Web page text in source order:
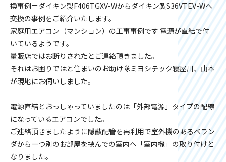
換事例＝ダイキン製F406TGXV-Wからダイキン製S36VTEV-Wへ
交換の事例をご紹介いたします。
家庭用エアコン（マンション）の工事事例です 電源が直結で付
いているようです。
量販店ではお断りされたとご連絡頂きました。
それはお困りではと住まいのお助け隊ミヨシテック寝屋川、山本
が現地にお伺いしました。
電源直結とおっしゃっていましたのは「外部電源」タイプの配線
になっているエアコンでした。
ご連絡頂きましたように隠蔽配管を再利用で室外機のあるベラン
ダから一つ別のお部屋を挟んでの室内へ「室内機」の取り付けと
なりました。